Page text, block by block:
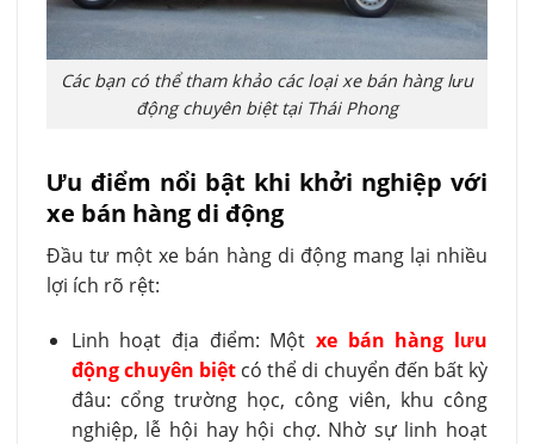
Các bạn có thể tham khảo các loại xe bán hàng lưu
động chuyên biệt tại Thái Phong
Ưu điểm nổi bật khi khởi nghiệp với
xe bán hàng di động
Đầu tư một xe bán hàng di động mang lại nhiều
lợi ích rõ rệt:
Linh hoạt địa điểm: Mộtxe bán hàng lưu
động chuyên biệt có thể di chuyển đến bất kỳ
đâu: cổng trường học, công viên, khu công
nghiệp, lễ hội hay hội chợ. Nhờ sự linh hoạt